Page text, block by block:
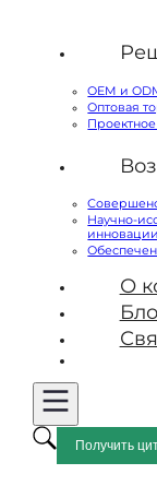
OEM и
Оптовая
Научно-
инновации
О
Получить